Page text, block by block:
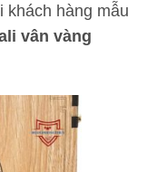
khách hàng mẫu
vân vàng